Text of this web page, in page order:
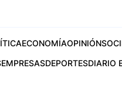
ECONOMÍAOPINIÓN
EMPRESASDEPORTESDIARIO